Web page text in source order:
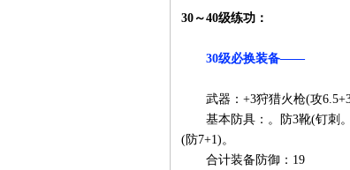
30～40级练功：
30级必换装备——
武器：+3狩猎火枪(攻
基本防具：。防3靴(钉刺。
(防7+1)。
合计装备防御：19